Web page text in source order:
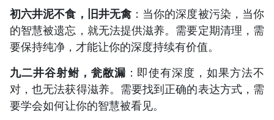
初六井泥不食，旧井无禽 ：当你的深度被污染，当你
的智慧被遗忘，就无法提供滋养。需要定期清理，需
要保持纯净，才能让你的深度持续有价值。
九二井谷射鲋，瓮敝漏 ：即使有深度，如果方法不
对，也无法获得滋养。需要找到正确的表达方式，需
要学会如何让你的智慧被看见。